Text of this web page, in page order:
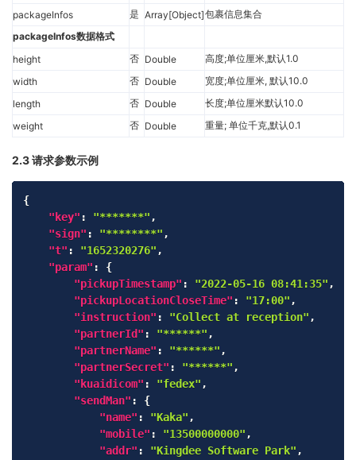
packageInfos 是 Array[Object]包裹信息集合
packageInfos数据格式
height
否 Double
高度;单位厘米,默认1.0
width
否 Double
宽度;单位厘米, 默认10.0
length
否 Double
长度;单位厘米默认10.0
weight
否 Double 重量; 单位千克,默认0.1
2.3 请求参数示例
{
"key" : "*******" ,
"sign" : "********" ,
"t" : "1652320276" ,
"param" :
{
"pickupTimestamp" : "2022-05-16 08:41:35" ,
"pickupLocationCloseTime" : "17:00" ,
"instruction" : "Collect at reception" ,
"partnerId" : "******" ,
"partnerName" : "******" ,
"partnerSecret" : "******" ,
"kuaidicom" : "fedex" ,
"sendMan" :
{
"name" : "Kaka" ,
"mobile" : "13500000000" ,
"addr" : "Kingdee Software Park" ,